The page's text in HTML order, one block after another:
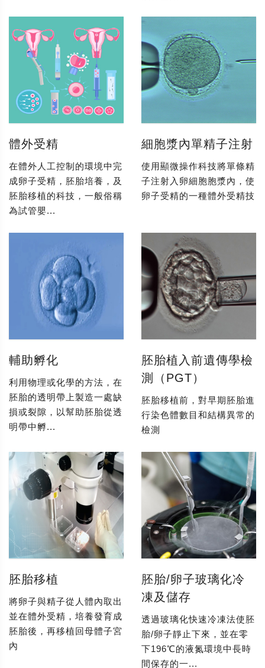
體外受精
在體外人工控制的環境中完
成卵子受精，胚胎培養，及
胚胎移植的科技，一般俗稱
為試管嬰...
細胞漿內單精子注射
使用顯微操作科技將單條精
子注射入卵細胞胞漿內，使
卵子受精的一種體外受精技
輔助孵化
利用物理或化學的方法，在
胚胎的透明帶上製造一處缺
損或裂隙，以幫助胚胎從透
明帶中孵...
胚胎植入前遺傳學檢
測（PGT）
胚胎移植前，對早期胚胎進
行染色體數目和結構異常的
檢測
胚胎移植
將卵子與精子從人體內取出
並在體外受精，培養發育成
胚胎後，再移植回母體子宮
內
胚胎/卵子玻璃化冷
凍及儲存
透過玻璃化快速冷凍法使胚
胎/卵子靜止下來，並在零
下196℃的液氮環境中長時
間保存的一...